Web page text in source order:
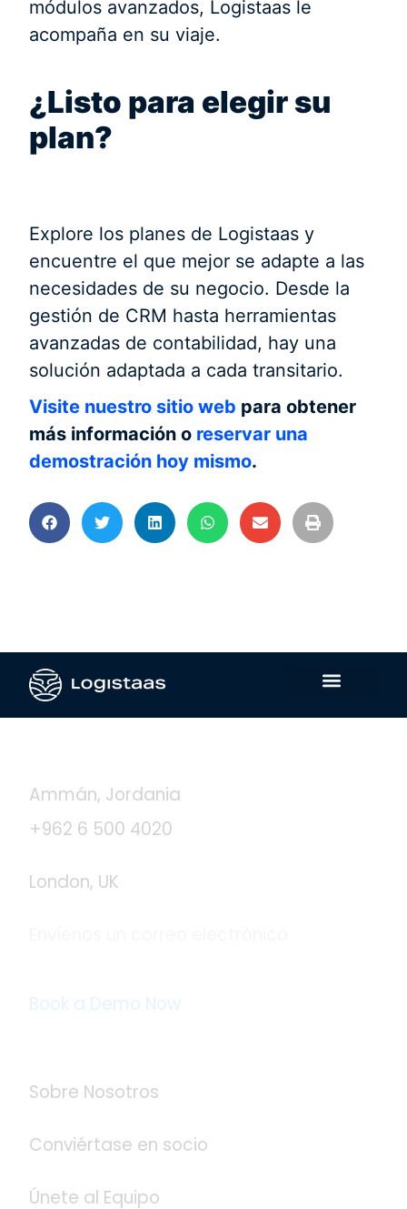
módulos avanzados, Logistaas le
acompaña en su viaje.
¿Listo para elegir su
plan?
Explore los planes de Logistaas y
encuentre el que mejor se adapte a las
necesidades de su negocio. Desde la
gestión de CRM hasta herramientas
avanzadas de contabilidad, hay una
solución adaptada a cada transitario.
Visite nuestro sitio web para obtener
más información o reservar una
demostración hoy mismo.
Ammán, Jordania
+962 6 500 4020
London, UK
Book a Demo Now
Sobre Nosotros
Conviértase en socio
Únete al Equipo